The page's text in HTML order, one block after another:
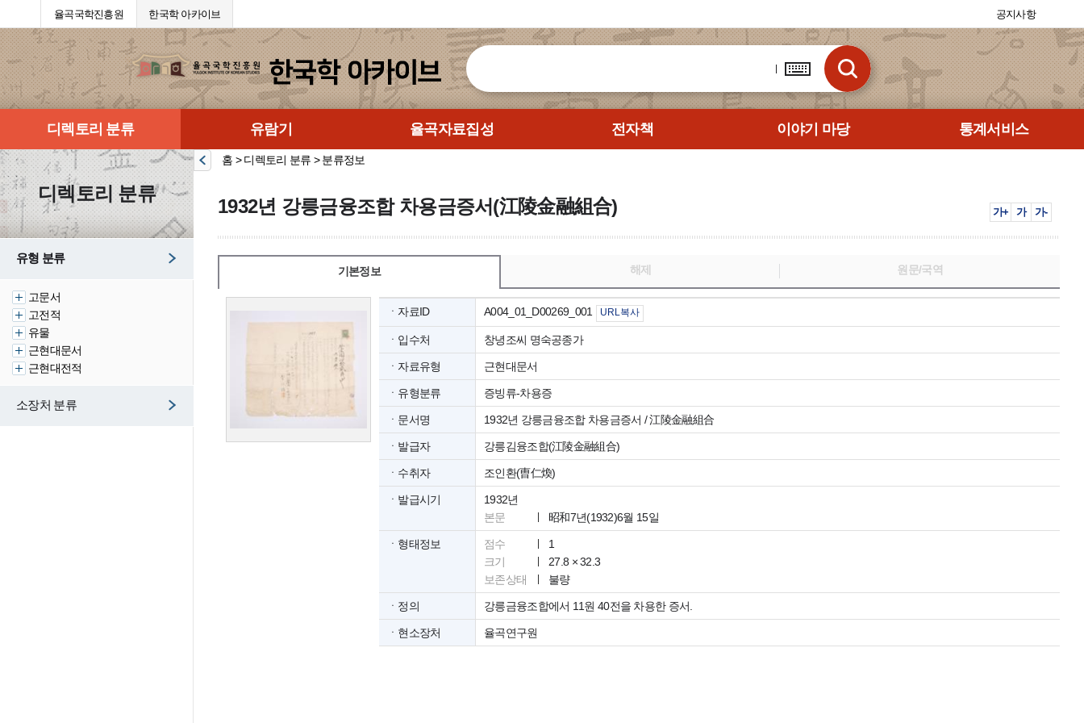
율곡국학진흥원 한국학 아카이브 공지사항
디렉토리 분류 유람기 율곡자료집성 전자책 이야기 마당 통계서비스
디렉토리 분류
유형 분류
고문서
고전적
유물
근현대문서
근현대전적
소장처 분류
홈 > 디렉토리 분류 > 분류정보
1932년 강릉금융조합 차용금증서(江陵金融組合) 가+ 가 가-
기본정보 해제 원문/국역
ㆍ자료ID A004_01_D00269_001 URL복사
ㆍ입수처 창녕조씨 명숙공종가
ㆍ자료유형 근현대문서
ㆍ유형분류 증빙류-차용증
ㆍ문서명 1932년 강릉금융조합 차용금증서 / 江陵金融組合
ㆍ발급자 강릉김융조합(江陵金融組合)
ㆍ수취자 조인환(曺仁煥)
ㆍ발급시기
1932년
본문
昭和7년(1932)6월 15일
ㆍ형태정보 점수
1
크기
27.8 × 32.3
보존상태
불량
ㆍ정의 강릉금융조합에서 11원 40전을 차용한 증서.
ㆍ현소장처 율곡연구원